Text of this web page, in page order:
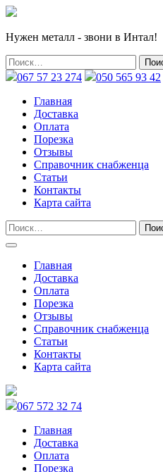
Нужен металл - звони в Интал!
067 57 23 274 050 565 93 42
Главная
Доставка
Оплата
Порезка
Отзывы
Справочник снабженца
Статьи
Контакты
Карта сайта
Главная
Доставка
Оплата
Порезка
Отзывы
Справочник снабженца
Статьи
Контакты
Карта сайта
067 572 32 74
Главная
Доставка
Оплата
Порезка